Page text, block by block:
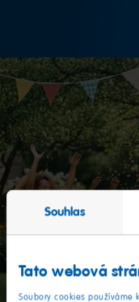
Souhlas
Tato webová
Soubory cookies používáme